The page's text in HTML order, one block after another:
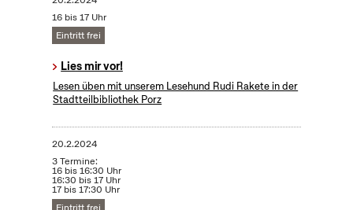
16 bis 17 Uhr
Eintritt frei
Lies mir vor!
Lesen üben mit unserem Lesehund Rudi Rakete in der
Stadtteilbibliothek Porz
20.2.2024
3 Termine:
16 bis 16:30 Uhr
16:30 bis 17 Uhr
17 bis 17:30 Uhr